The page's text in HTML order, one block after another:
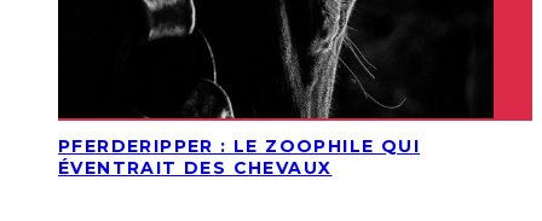
PFERDERIPPER : LE ZOOPHILE QUI
ÉVENTRAIT DES CHEVAUX